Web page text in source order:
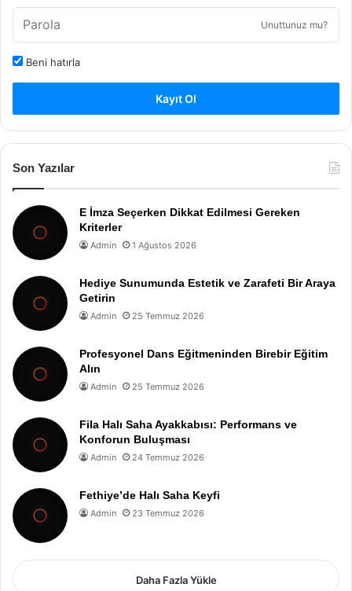
Unuttunuz mu?
Beni hatırla
Kayıt Ol
Son Yazılar
E İmza Seçerken Dikkat Edilmesi Gereken
Kriterler
Admin 1 Ağustos 2026
Hediye Sunumunda Estetik ve Zarafeti Bir Araya
Getirin
Admin 25 Temmuz 2026
Profesyonel Dans Eğitmeninden Birebir Eğitim
Alın
Admin 25 Temmuz 2026
Fila Halı Saha Ayakkabısı: Performans ve
Konforun Buluşması
Admin 24 Temmuz 2026
Fethiye’de Halı Saha Keyfi
Admin 23 Temmuz 2026
Daha Fazla Yükle